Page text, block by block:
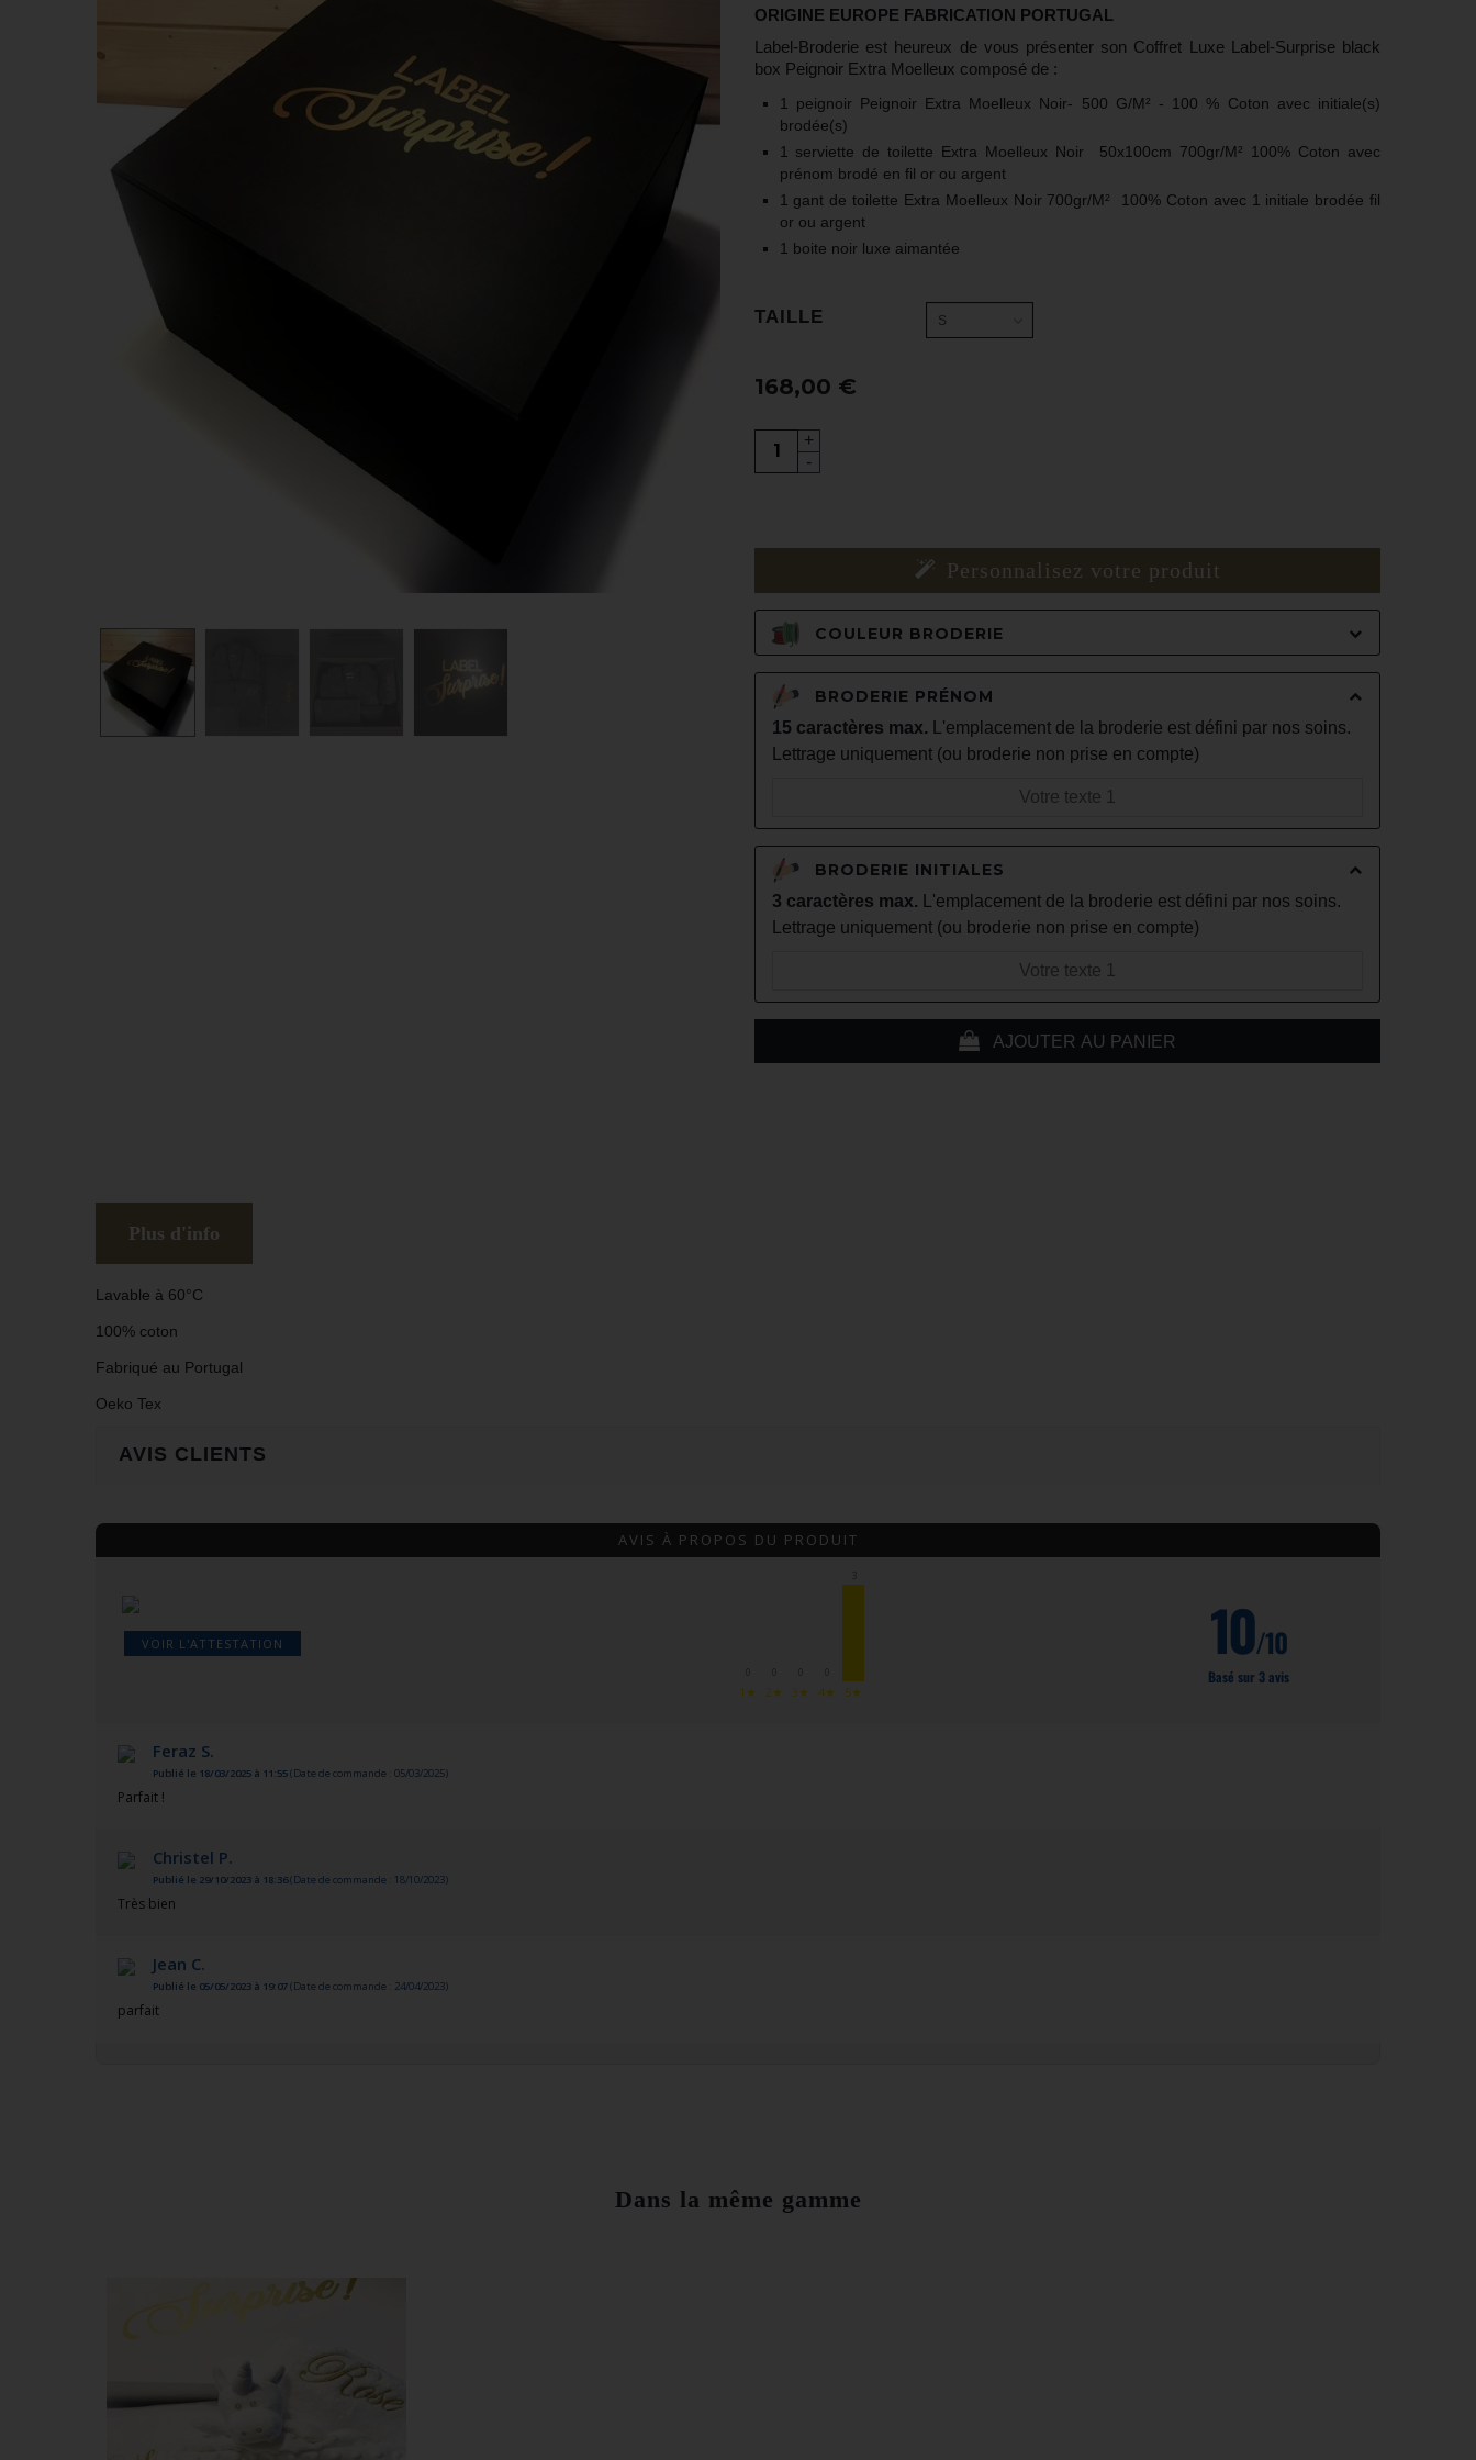
(3 avis)
ORIGINE EUROPE FABRICATION PORTUGAL
Label-Broderie est heureux de vous présenter son Coffret Luxe Label-Surprise black
box Peignoir Extra Moelleux composé de :
1 peignoir Peignoir Extra Moelleux Noir- 500 G/M² - 100 % Coton avec initiale(s)
brodée(s)
1 serviette de toilette Extra Moelleux Noir
50x100cm 700gr/M² 100% Coton avec
prénom brodé en fil or ou argent
1 gant de toilette Extra Moelleux Noir 700gr/M²
100% Coton avec 1 initiale brodée fil
or ou argent
1 boite noir luxe aimantée
Personnalisez votre produit
COULEUR BRODERIE
BRODERIE PRÉNOM
15 caractères max.
L'emplacement de la broderie est défini par nos soins.
Lettrage uniquement (ou broderie non prise en compte)
BRODERIE INITIALES
3 caractères max.
L'emplacement de la broderie est défini par nos soins.
Lettrage uniquement (ou broderie non prise en compte)
AJOUTER AU PANIER
168,00 €
TAILLE S
-
+
Plus d'info
Lavable à 60°C
100% coton
Fabriqué au Portugal
Oeko Tex
AVIS CLIENTS
AVIS À PROPOS DU PRODUIT
VOIR L'ATTESTATION
1★ 2★ 3★ 4★ 5★
10/10
Basé sur 3 avis
Feraz S.
Publié le 18/03/2025 à 11:55(Date de commande : 05/03/2025)
Parfait !
Christel P.
Publié le 29/10/2023 à 18:36(Date de commande : 18/10/2023)
Très bien
Jean C.
Publié le 05/05/2023 à 19:07(Date de commande : 24/04/2023)
parfait
Dans la même gamme